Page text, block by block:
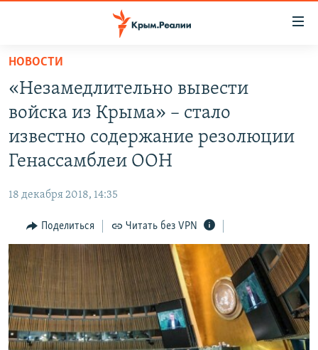
Вернуться
основному
содержанию
главной
Вернутся
поиску
СПЕЦПРОЕКТЫ
КАРТА ВОЕННЫХ ОБЪЕКТОВ КРЫМА
ИСТОРИЯ
ИНТЕРАКТИВ
ИНФОГРАФИКА
ТЕЛЕПРОЕКТ КРЫМ.РЕАЛИИ
СОВЕТЫ ПРАВОЗАЩИТНИКОВ
ПРОПАВШИЕ БЕЗ ВЕСТИ
ПОБЕДИТЕЛЕЙ НЕ СУДЯТ?
РАДІО СВОБОДА
КАК ОБОЙТИ БЛОКИРОВКУ
Українською
Qırımtatar
ПРИСОЕДИНЯЙТЕСЬ!
НОВОСТИ
«Незамедлительно вывести
войска из Крыма» – стало
известно содержание резолюции
Генассамблеи ООН
18 декабря 2018, 14:35
Поделиться Читать без VPN